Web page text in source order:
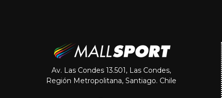
Av. Las Condes 13.501, Las Condes,
Región Metropolitana, Santiago. Chile